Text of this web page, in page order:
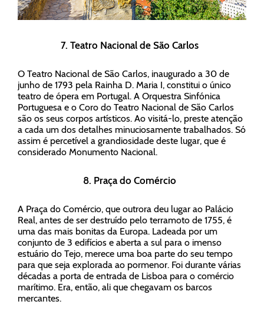
7. Teatro Nacional de São Carlos
O Teatro Nacional de São Carlos, inaugurado a 30 de
junho de 1793 pela Rainha D. Maria I, constitui o único
teatro de ópera em Portugal. A Orquestra Sinfónica
Portuguesa e o Coro do Teatro Nacional de São Carlos
são os seus corpos artísticos. Ao visitá-lo, preste atenção
a cada um dos detalhes minuciosamente trabalhados. Só
assim é percetível a grandiosidade deste lugar, que é
considerado Monumento Nacional.
8. Praça do Comércio
A Praça do Comércio, que outrora deu lugar ao Palácio
Real, antes de ser destruído pelo terramoto de 1755, é
uma das mais bonitas da Europa. Ladeada por um
conjunto de 3 edifícios e aberta a sul para o imenso
estuário do Tejo, merece uma boa parte do seu tempo
para que seja explorada ao pormenor. Foi durante várias
décadas a porta de entrada de Lisboa para o comércio
marítimo. Era, então, ali que chegavam os barcos
mercantes.